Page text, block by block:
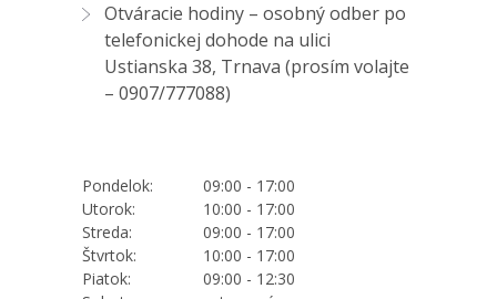
Otváracie hodiny – osobný odber po
telefonickej dohode na ulici
Ustianska 38, Trnava (prosím volajte
– 0907/777088)
Pondelok:
09:00 - 17:00
Utorok:
10:00 - 17:00
Streda:
09:00 - 17:00
Štvrtok:
10:00 - 17:00
Piatok:
09:00 - 12:30